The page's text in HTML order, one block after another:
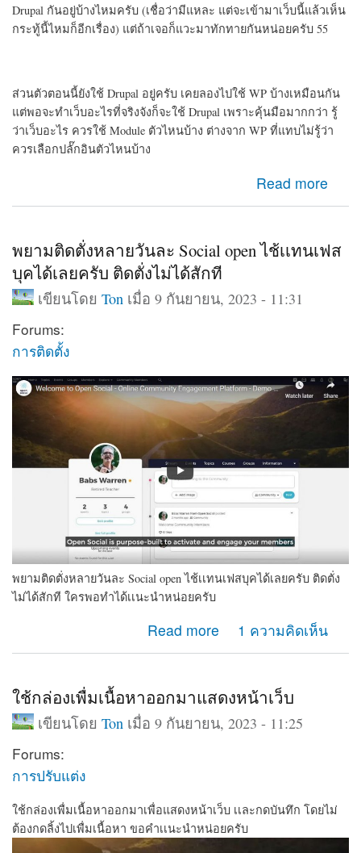
Drupal กันอยู่บ้างไหมครับ (เชื่อว่ามีแหละ แต่จะเข้ามาเว็บนี้แล้วเห็น
กระทู้นี้ไหมก็อีกเรื่อง) แต่ถ้าเจอก็แวะมาทักทายกันหน่อยครับ 55
ส่วนตัวตอนนี้ยังใช้ Drupal อยู่ครับ เคยลองไปใช้ WP บ้างเหมือนกัน
แต่พอจะทำเว็บอะไรที่จริงจังก็จะใช้ Drupal เพราะคุ้นมือมากกว่า รู้
ว่าเว็บอะไร ควรใช้ Module ตัวไหนบ้าง ต่างจาก WP ที่แทบไม่รู้ว่า
ควรเลือกปลั๊กอินตัวไหนบ้าง
Read more
พยามติดตั่งหลายวันละ Social open ไช้เเทนเฟส
บุคได้เลยครับ ติดตั่งไม่ได้สักที
เขียนโดย Tonเมื่อ 9 กันยายน, 2023 - 11:31
Forums:
การติดตั้ง
พยามติดตั่งหลายวันละ Social open ไช้เเทนเฟสบุคได้เลยครับ ติดตั่ง
ไม่ได้สักที ใครพอทำได้เเนะนำหน่อยครับ
Read more
about พยามติดตั่งหลายวันละ Social open ไช้เเทนเฟสบุค
ได้เลยครับ ติดตั่งไม่ได้สักที
1 ความคิดเห็น
ใช้กล่องเพื่มเนื้อหาออกมาแสดงหน้าเว็บ
เขียนโดย Tonเมื่อ 9 กันยายน, 2023 - 11:25
Forums:
การปรับแต่ง
ใช้กล่องเพื่มเนื้อหาออกมาเพื่อแสดงหน้าเว็บ เเละกดบันทึก โดยไม่
ต้องกดลิ้งไปเพื่มเนื้อหา ขอคำเเนะนำหน่อยครับ